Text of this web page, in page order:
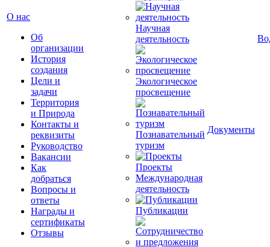
О нас
Об
организации
История
создания
Цели и
задачи
Территория
и Природа
Контакты и
реквизиты
Руководство
Вакансии
Как
добраться
Вопросы и
ответы
Награды и
сертификаты
Отзывы
Научная
деятельность
Экологическое
просвещение
Познавательный
туризм
Проекты
Международная
деятельность
Публикации
Документы